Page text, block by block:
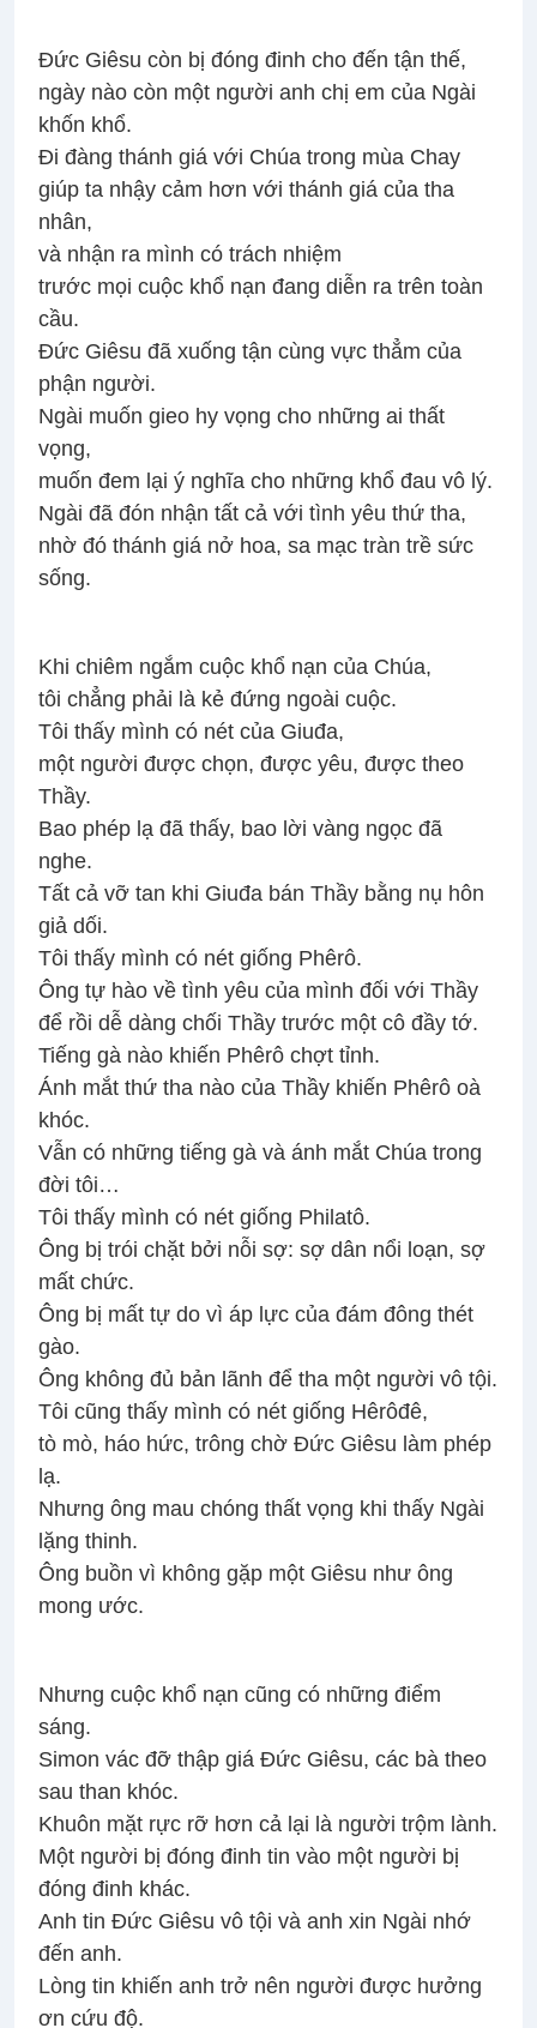
Ðức Giêsu còn bị đóng đinh cho đến tận thế,
ngày nào còn một người anh chị em của Ngài
khốn khổ.
Ði đàng thánh giá với Chúa trong mùa Chay
giúp ta nhậy cảm hơn với thánh giá của tha
nhân,
và nhận ra mình có trách nhiệm
trước mọi cuộc khổ nạn đang diễn ra trên toàn
cầu.
Ðức Giêsu đã xuống tận cùng vực thẳm của
phận người.
Ngài muốn gieo hy vọng cho những ai thất
vọng,
muốn đem lại ý nghĩa cho những khổ đau vô lý.
Ngài đã đón nhận tất cả với tình yêu thứ tha,
nhờ đó thánh giá nở hoa, sa mạc tràn trề sức
sống.
Khi chiêm ngắm cuộc khổ nạn của Chúa,
tôi chẳng phải là kẻ đứng ngoài cuộc.
Tôi thấy mình có nét của Giuđa,
một người được chọn, được yêu, được theo
Thầy.
Bao phép lạ đã thấy, bao lời vàng ngọc đã
nghe.
Tất cả vỡ tan khi Giuđa bán Thầy bằng nụ hôn
giả dối.
Tôi thấy mình có nét giống Phêrô.
Ông tự hào về tình yêu của mình đối với Thầy
để rồi dễ dàng chối Thầy trước một cô đầy tớ.
Tiếng gà nào khiến Phêrô chợt tỉnh.
Ánh mắt thứ tha nào của Thầy khiến Phêrô oà
khóc.
Vẫn có những tiếng gà và ánh mắt Chúa trong
đời tôi…
Tôi thấy mình có nét giống Philatô.
Ông bị trói chặt bởi nỗi sợ: sợ dân nổi loạn, sợ
mất chức.
Ông bị mất tự do vì áp lực của đám đông thét
gào.
Ông không đủ bản lãnh để tha một người vô tội.
Tôi cũng thấy mình có nét giống Hêrôđê,
tò mò, háo hức, trông chờ Ðức Giêsu làm phép
lạ.
Nhưng ông mau chóng thất vọng khi thấy Ngài
lặng thinh.
Ông buồn vì không gặp một Giêsu như ông
mong ước.
Nhưng cuộc khổ nạn cũng có những điểm
sáng.
Simon vác đỡ thập giá Ðức Giêsu, các bà theo
sau than khóc.
Khuôn mặt rực rỡ hơn cả lại là người trộm lành.
Một người bị đóng đinh tin vào một người bị
đóng đinh khác.
Anh tin Ðức Giêsu vô tội và anh xin Ngài nhớ
đến anh.
Lòng tin khiến anh trở nên người được hưởng
ơn cứu độ.